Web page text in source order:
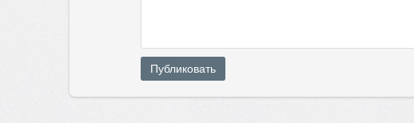
Публиковать